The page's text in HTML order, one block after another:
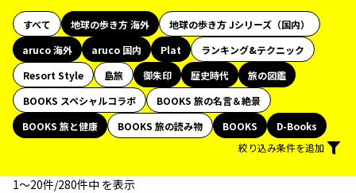
すべて 地球の歩き方 海外
地球の歩き方 Jシリーズ（国内）
aruco 海外
aruco 国内 Plat
ランキング&テクニック
Resort Style
島旅 御朱印 歴史時代
旅の図鑑
BOOKS スペシャルコラボ
BOOKS 旅の名言＆絶景
BOOKS 旅と健康
BOOKS 旅の読み物 BOOKS
D-Books
絞り込み条件を追加
1〜20件/280件中 を表示